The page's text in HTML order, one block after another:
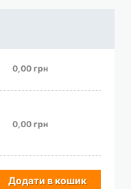
0,00 грн
0,00 грн
Додати в кошик